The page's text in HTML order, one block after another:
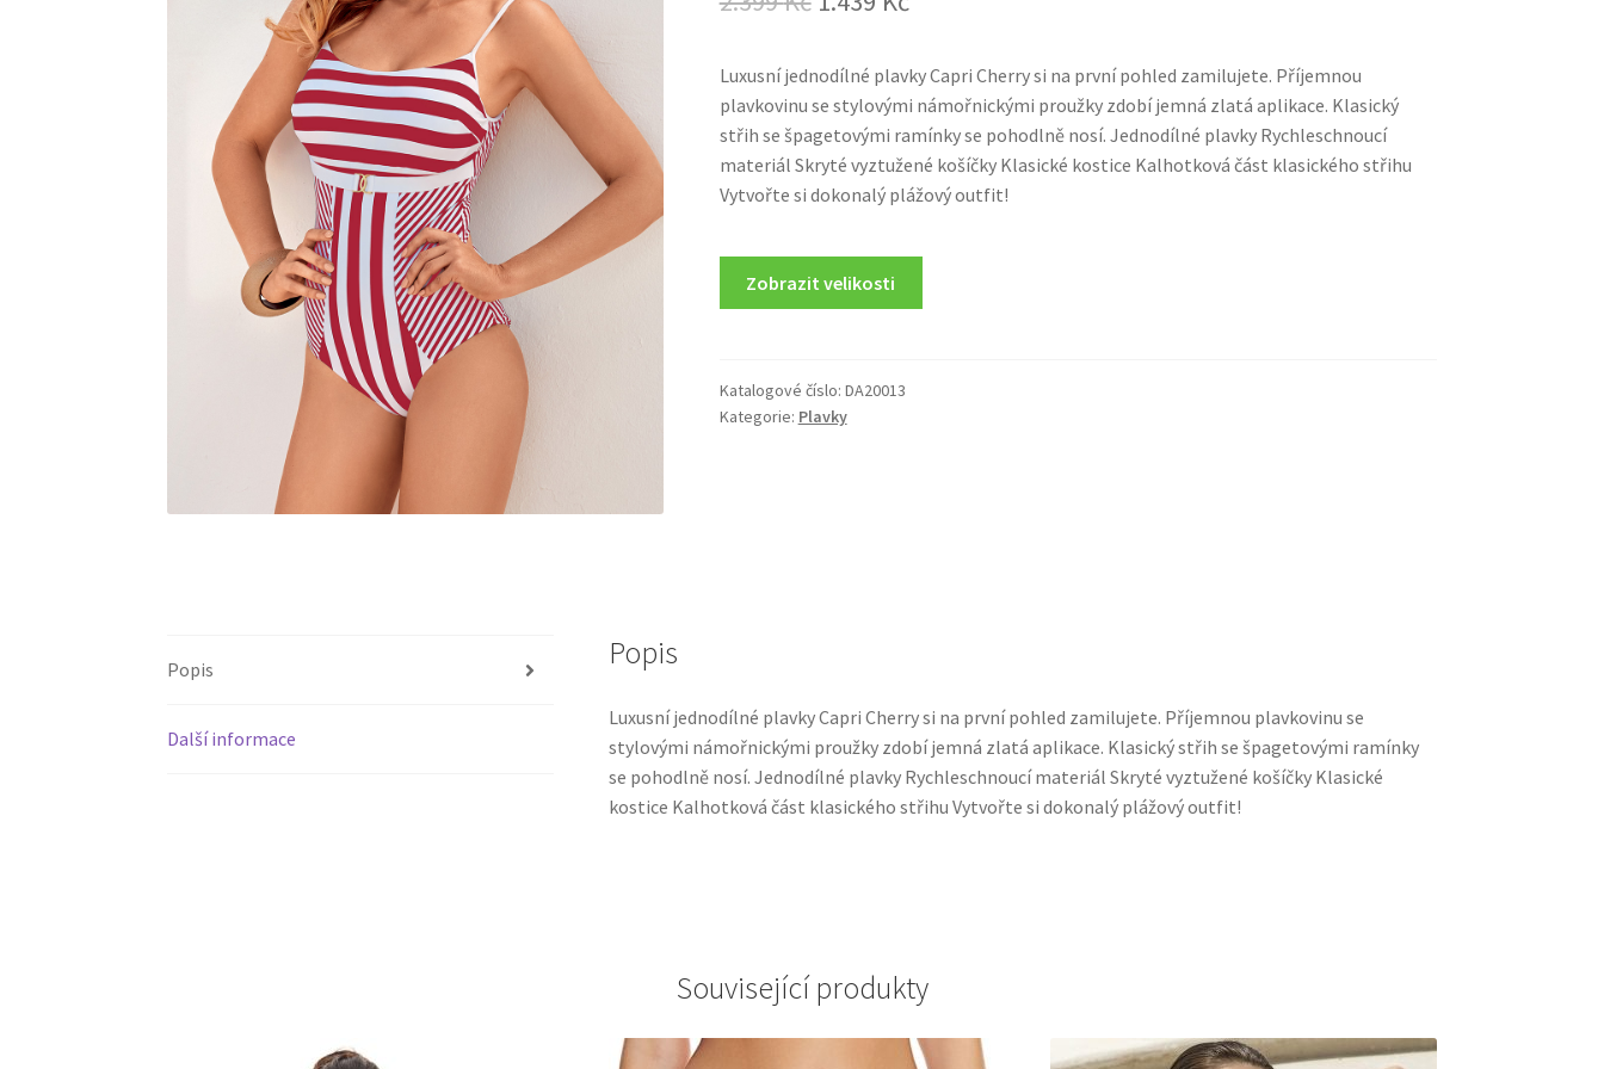
was:
2.399 Kč.
is:
1.439 Kč.
Luxusní jednodílné plavky Capri Cherry si na první pohled zamilujete. Příjemnou
plavkovinu se stylovými námořnickými proužky zdobí jemná zlatá aplikace. Klasický
střih se špagetovými ramínky se pohodlně nosí. Jednodílné plavky Rychleschnoucí
materiál Skryté vyztužené košíčky Klasické kostice Kalhotková část klasického střihu
Vytvořte si dokonalý plážový outfit!
Zobrazit velikosti
Katalogové číslo: DA20013
Kategorie: Plavky
Popis
Další informace
Popis
Luxusní jednodílné plavky Capri Cherry si na první pohled zamilujete. Příjemnou plavkovinu se
stylovými námořnickými proužky zdobí jemná zlatá aplikace. Klasický střih se špagetovými ramínky
se pohodlně nosí. Jednodílné plavky Rychleschnoucí materiál Skryté vyztužené košíčky Klasické
kostice Kalhotková část klasického střihu Vytvořte si dokonalý plážový outfit!
Související produkty